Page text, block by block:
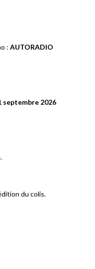
: AUTORADIO
septembre 2026
du colis.